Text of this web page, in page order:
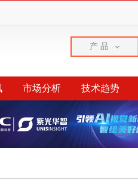
产 品
市场分析 技术趋势